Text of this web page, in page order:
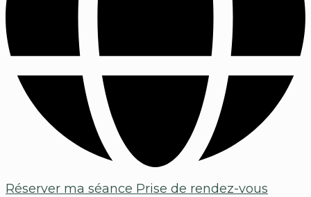
Réserver ma séance Prise de rendez-vous